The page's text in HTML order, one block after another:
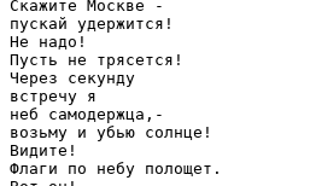
Скажите Москве -
пускай удержится!
Не надо!
Пусть не трясется!
Через секунду
встречу я
неб самодержца,-
возьму и убью солнце!
Видите!
Флаги по небу полощет.